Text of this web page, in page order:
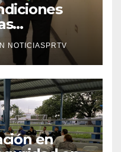
NOTICIASPRTV
en